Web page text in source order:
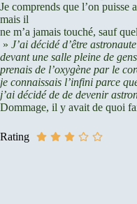
Je comprends que l’on puisse
mais il
ne m’a jamais touché, sauf
» J’ai décidé d’être
devant une salle pleine de
prenais de l’oxygène par le
je connaissais l’infini parce
j’ai décidé de de devenir
Dommage, il y avait de quoi
Rating